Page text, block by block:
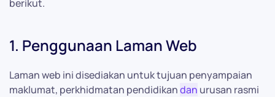
berikut.
1. Penggunaan Laman Web
Laman web ini disediakan untuk tujuan penyampaian
maklumat, perkhidmatan pendidikandan urusan rasmi